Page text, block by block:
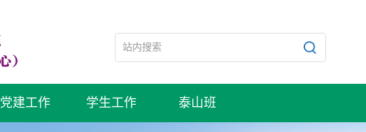
党建工作 学生工作 泰山班